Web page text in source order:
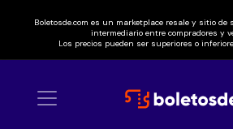
Boletosde.com es un marketplace resale y sitio de
intermediario entre compradores y
Los precios pueden ser superiores o